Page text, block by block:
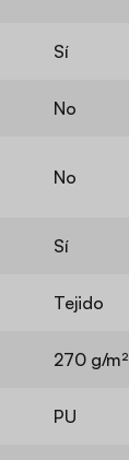
Sí
No
No
Sí
Tejido
270 g/m²
PU